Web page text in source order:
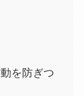
を防ぎつ